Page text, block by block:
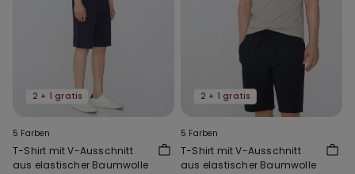
2 + 1 gratis
5 Farben
T-Shirt mit V-Ausschnitt
aus elastischer Baumwolle
2 + 1 gratis
5 Farben
T-Shirt mit V-Ausschnitt
aus elastischer Baumwolle